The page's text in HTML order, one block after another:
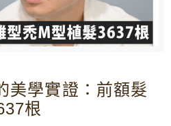
美學實證：前額髮
根